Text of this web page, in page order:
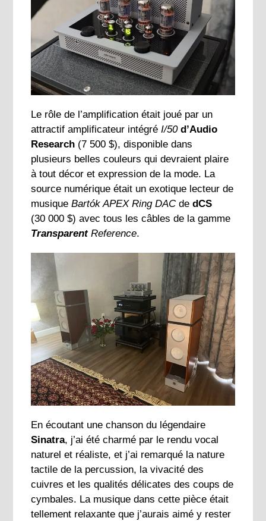
Le rôle de l’amplification était joué par un
attractif amplificateur intégréI/50 d’Audio
Research (7 500 $), disponible dans
plusieurs belles couleurs qui devraient plaire
à tout décor et expression de la mode. La
source numérique était un exotique lecteur de
musiqueBartók APEX Ring DACdedCS
(30 000 $) avec tous les câbles de la gamme
TransparentReference.
En écoutant une chanson du légendaire
Sinatra, j’ai été charmé par le rendu vocal
naturel et réaliste, et j’ai remarqué la nature
tactile de la percussion, la vivacité des
cuivres et les qualités délicates des coups de
cymbales. La musique dans cette pièce était
tellement relaxante que j’aurais aimé y rester